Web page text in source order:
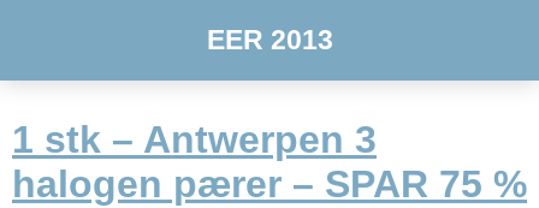
EER 2013
1 stk – Antwerpen 3
halogen pærer – SPAR 75 %